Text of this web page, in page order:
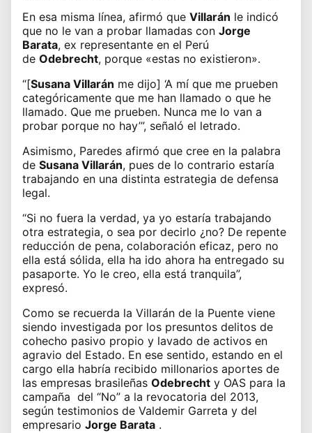
En esa misma línea, afirmó que Villarán le indicó
que no le van a probar llamadas con Jorge
Barata, ex representante en el Perú
de Odebrecht, porque «estas no existieron».
“[Susana Villarán me dijo] ‘A mí que me prueben
categóricamente que me han llamado o que he
llamado. Que me prueben. Nunca me lo van a
probar porque no hay’”, señaló el letrado.
Asimismo, Paredes afirmó que cree en la palabra
de Susana Villarán, pues de lo contrario estaría
trabajando en una distinta estrategia de defensa
legal.
“Si no fuera la verdad, ya yo estaría trabajando
otra estrategia, o sea por decirlo ¿no? De repente
reducción de pena, colaboración eficaz, pero no
ella está sólida, ella ha ido ahora ha entregado su
pasaporte. Yo le creo, ella está tranquila”,
expresó.
Como se recuerda la Villarán de la Puente viene
siendo investigada por los presuntos delitos de
cohecho pasivo propio y lavado de activos en
agravio del Estado. En ese sentido, estando en el
cargo ella habría recibido millonarios aportes de
las empresas brasileñas Odebrecht y OAS para la
campaña del “No” a la revocatoria del 2013,
según testimonios de Valdemir Garreta y del
empresario Jorge Barata .